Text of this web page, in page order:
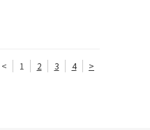
< 1 2 3 4 >